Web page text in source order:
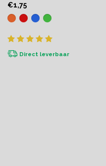
€1,75
Direct leverbaar